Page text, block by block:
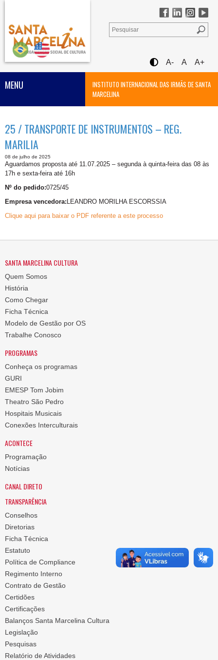
A- A A+
INSTITUTO INTERNACIONAL DAS IRMÃS DE SANTA
MARCELINA
MENU
25 / TRANSPORTE DE INSTRUMENTOS – REG.
MARILIA
08 de julho de 2025
Aguardamos proposta até 11.07.2025 – segunda à quinta-feira das 08 às
17h e sexta-feira até 16h
Nº do pedido:0725/45
Empresa vencedora: LEANDRO MORILHA ESCORSSIA
Clique aqui para baixar o PDF referente a este processo
SANTA MARCELINA CULTURA
Quem Somos
História
Como Chegar
Ficha Técnica
Modelo de Gestão por OS
Trabalhe Conosco
PROGRAMAS
Conheça os programas
GURI
EMESP Tom Jobim
Theatro São Pedro
Hospitais Musicais
Conexões Interculturais
ACONTECE
Programação
Notícias
CANAL DIRETO
TRANSPARÊNCIA
Conselhos
Diretorias
Ficha Técnica
Estatuto
Política de Compliance
Regimento Interno
Contrato de Gestão
Certidões
Certificações
Balanços Santa Marcelina Cultura
Legislação
Pesquisas
Relatório de Atividades